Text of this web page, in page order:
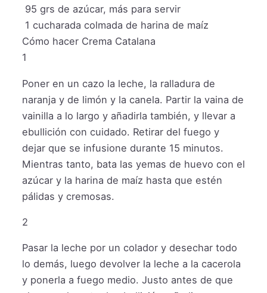
95 grs de azúcar, más para servir
1 cucharada colmada de harina de maíz
Cómo hacer Crema Catalana
1
Poner en un cazo la leche, la ralladura de
naranja y de limón y la canela. Partir la vaina de
vainilla a lo largo y añadirla también, y llevar a
ebullición con cuidado. Retirar del fuego y
dejar que se infusione durante 15 minutos.
Mientras tanto, bata las yemas de huevo con el
azúcar y la harina de maíz hasta que estén
pálidas y cremosas.
2
Pasar la leche por un colador y desechar todo
lo demás, luego devolver la leche a la cacerola
y ponerla a fuego medio. Justo antes de que